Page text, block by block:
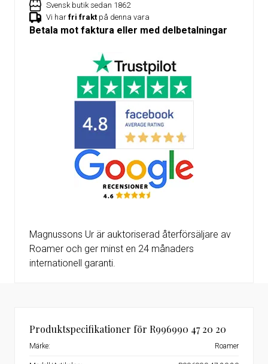
Svensk butik sedan 1862
Vi har fri frakt på denna vara
Betala mot faktura eller med delbetalningar
Magnussons Ur är auktoriserad återförsäljare av
Roamer och ger minst en 24 månaders
internationell garanti.
Produktspecifikationer för R996990 47 20 20
Märke: Roamer